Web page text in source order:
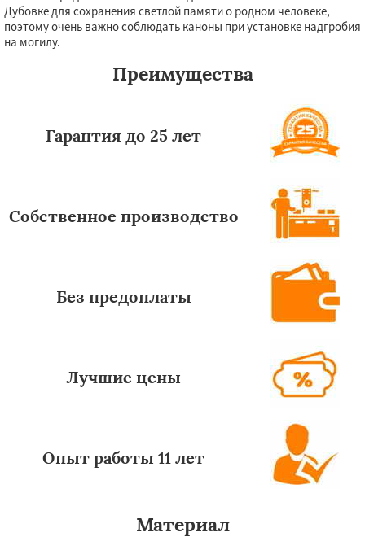
Дубовке для сохранения светлой памяти о родном человеке,
поэтому очень важно соблюдать каноны при установке надгробия
на могилу.
Преимущества
Гарантия до 25 лет
Собственное производство
Без предоплаты
Лучшие цены
Опыт работы 11 лет
Материал